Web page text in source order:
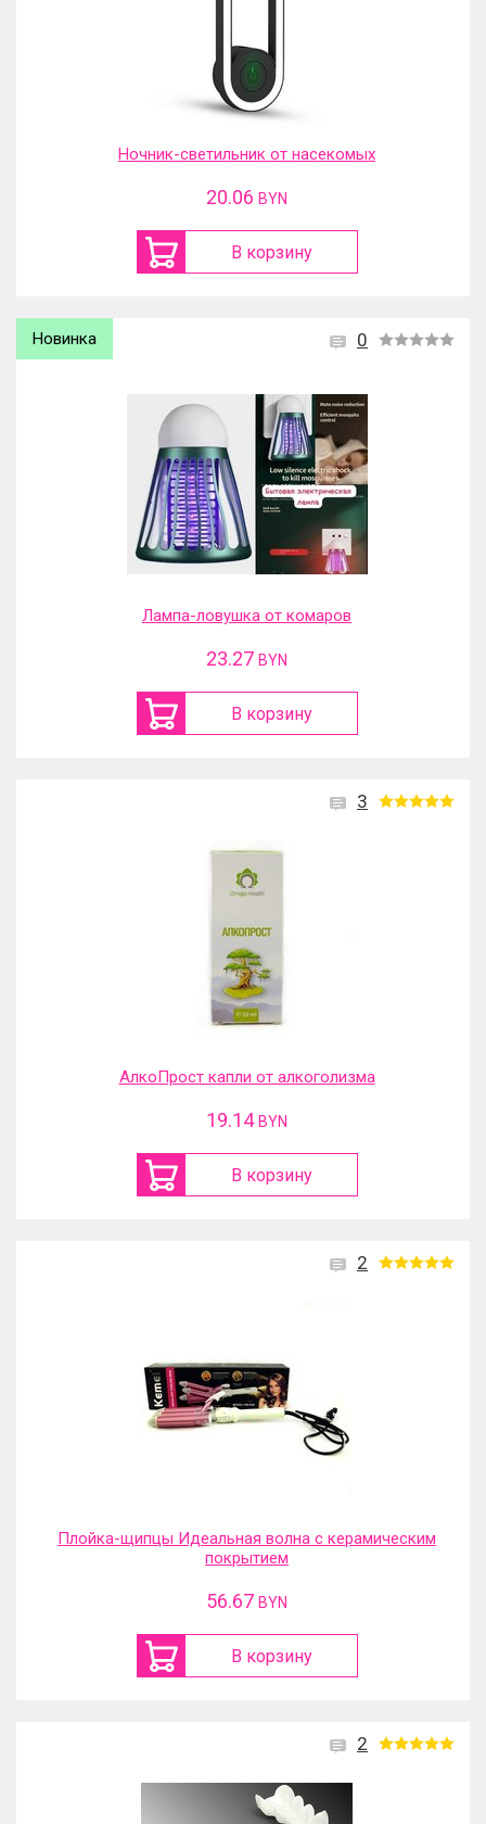
Ночник-светильник от насекомых
20.06 BYN
В корзину
0
Новинка
Лампа-ловушка от комаров
23.27 BYN
В корзину
3
АлкоПрост капли от алкоголизма
19.14 BYN
В корзину
2
Плойка-щипцы Идеальная волна с керамическим
покрытием
56.67 BYN
В корзину
2